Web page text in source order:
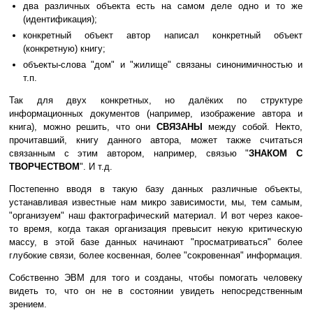
два различных объекта есть на самом деле одно и то же
(идентификация);
конкретный объект автор написал конкретный объект
(конкретную) книгу;
объекты-слова "дом" и "жилище" связаны синонимичностью и
т.п.
Так для двух конкретных, но далёких по структуре
информационных документов (например, изображение автора и
книга), можно решить, что они СВЯЗАНЫ
между собой. Некто,
прочитавший, книгу данного автора, может также считаться
связанным с этим автором, например, связью "ЗНАКОМ С
ТВОРЧЕСТВОМ". И т.д.
Постепенно вводя в такую базу данных различные объекты,
устанавливая известные нам микро зависимости, мы, тем самым,
"организуем" наш фактографический материал. И вот через какое-
то время, когда такая организация превысит некую критическую
массу, в этой базе данных начинают "просматриваться" более
глубокие связи, более косвенная, более "сокровенная" информация.
Собственно ЭВМ для того и созданы, чтобы помогать человеку
видеть то, что он не в состоянии увидеть непосредственным
зрением.